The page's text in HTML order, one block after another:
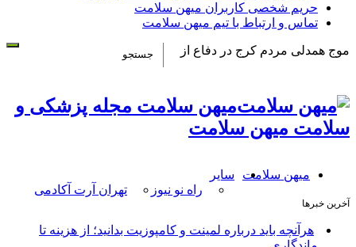
حریم شخصی کاربران میهن سلامت
تماس و ارتباط با تیم میهن سلامت
میهن سلامت مجله پزشکی و
سلامت میهن سلامت
میهن سلامت
سایر
راه نو نیوز
تهران آرت آکادمی
آخرین خبرها
هرآنچه باید درباره لمینت و کامپوزیت بدانید؛ از هزینه تا
موج همدلی مردم کرج در دفاع از